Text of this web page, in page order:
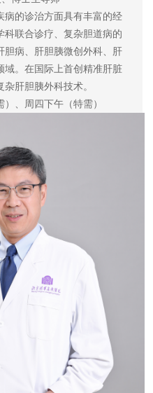
病的诊治方面具有丰富的经
科联合诊疗、复杂胆道病的
胆病、肝胆胰微创外科、肝
域。在国际上首创精准肝脏
肝胆胰外科技术。
、周四下午（特需）